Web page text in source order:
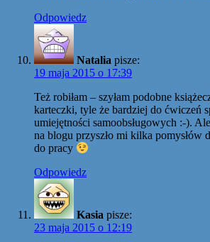
Odpowiedz
Natalia pisze:
19 maja 2015 o 17:39
Też robiłam – szyłam podobne
karteczki, tyle że bardziej do ćwiczeń
umiejętności samoobsługowych :-).
na blogu przyszło mi kilka pomysłów
do pracy
Odpowiedz
Kasia pisze:
23 maja 2015 o 12:19